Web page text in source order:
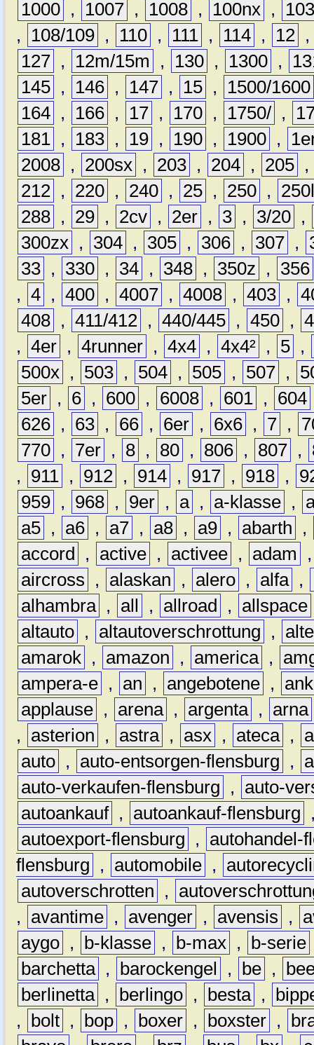
1000 , 1007 , 1008 , 100nx ,
,
108/109 , 110 , 111 , 114 , 12
127 , 12m/15m , 130 , 1300 ,
145 , 146 , 147 , 15 ,
1500/1600
164 , 166 , 17 , 170 , 1750/ ,
181 , 183 , 19 , 190 , 1900 ,
2008 , 200sx , 203 , 204 , 205 ,
212 , 220 , 240 , 25 , 250 ,
288 , 29 , 2cv , 2er , 3 , 3/20 ,
300zx , 304 , 305 , 306 , 307 ,
33 , 330 , 34 , 348 , 350z ,
356
, 4 , 400 , 4007 , 4008 , 403 ,
408 , 411/412 , 440/445 , 450 ,
, 4er , 4runner , 4x4 , 4x4² , 5 ,
500x , 503 , 504 , 505 , 507 ,
5er , 6 , 600 , 6008 , 601 , 604
626 , 63 , 66 , 6er , 6x6 , 7 ,
770 , 7er , 8 , 80 , 806 , 807 ,
,
911 , 912 , 914 , 917 , 918 ,
959 , 968 , 9er , a , a-klasse ,
a5 , a6 , a7 , a8 , a9 , abarth
,
accord
, active , activee , adam
aircross
, alaskan , alero , alfa ,
alhambra , all , allroad , allspace
altauto , altautoverschrottung ,
amarok , amazon , america ,
ampera-e , an , angebotene ,
applause , arena , argenta , arna
,
asterion , astra , asx , ateca ,
auto , auto-entsorgen-flensburg ,
auto-verkaufen-flensburg
,
auto-
autoankauf , autoankauf-flensburg
autoexport-flensburg
,
autohandel-
flensburg
, automobile ,
autoverschrotten
,
,
avantime , avenger , avensis ,
aygo , b-klasse , b-max , b-serie
barchetta , barockengel , be ,
berlinetta , berlingo , besta ,
,
bolt , bop , boxer , boxster ,